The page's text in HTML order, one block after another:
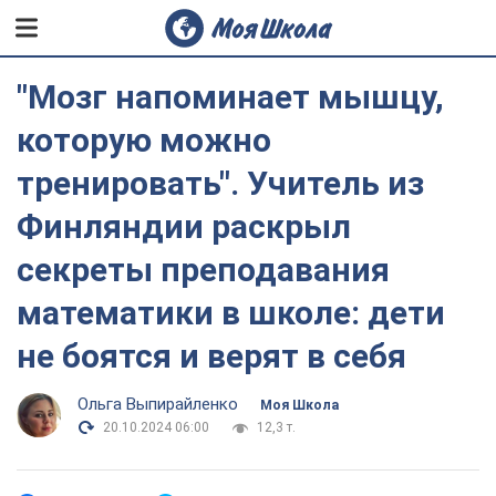
"Мозг напоминает мышцу,
которую можно
тренировать". Учитель из
Финляндии раскрыл
секреты преподавания
математики в школе: дети
не боятся и верят в себя
Ольга Выпирайленко
Моя Школа
20.10.2024 06:00
12,3 т.